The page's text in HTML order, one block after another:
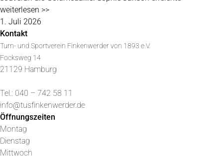
weiterlesen >>
1. Juli 2026
Kontakt
Turn- und Sportverein Finkenwerder von 1893 e.V.
Focksweg 14
21129 Hamburg
Tel.: 040 – 742 58 11
info@tusfinkenwerder.de
Öffnungszeiten
Montag
Dienstag
Mittwoch